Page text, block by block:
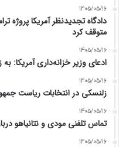
1405/05/16
دادگاه تجدیدنظر آمریکا
متوقف کرد
1405/05/16
ادعای وزیر خزانه‌داری آمریکا:
1405/05/16
زلنسکی در انتخابات ریاست
1405/05/16
تماس تلفنی مودی و نتانیاهو
1405/05/16